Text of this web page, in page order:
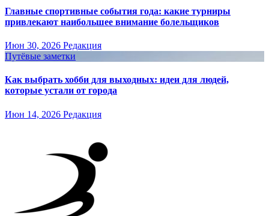
Главные спортивные события года: какие турниры
привлекают наибольшее внимание болельщиков
Июн 30, 2026 Редакция
Путёвые заметки
Как выбрать хобби для выходных: идеи для людей,
которые устали от города
Июн 14, 2026 Редакция